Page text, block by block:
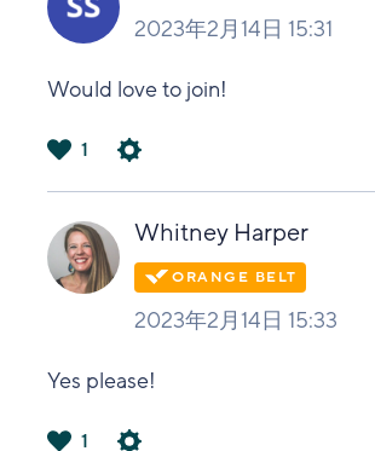
2023年2月14日 15:31
Would love to join!
い
1
Whitney Harper
2023年2月14日 15:33
Yes please!
1